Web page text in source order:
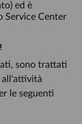
ed è
Service Center
sono trattati
all'attività
le seguenti